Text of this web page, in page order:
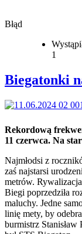
Błąd
1
Biegatonki
Rekordową
11 czerwca. Na
Najmłodsi z
zaś najstarsi
metrów.
Biegi poprzedziła
maluchy. Jedne
linię mety, by
burmistrz